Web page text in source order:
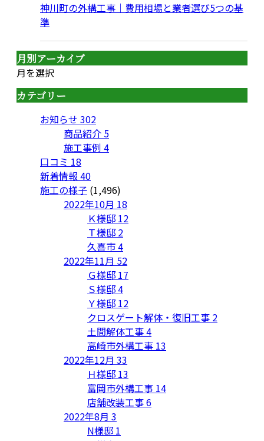
神川町の外構工事｜費用相場と業者選び5つの基
準
月別アーカイブ
月を選択
カテゴリー
お知らせ 302
商品紹介 5
施工事例 4
口コミ 18
新着情報 40
施工の様子 (1,496)
2022年10月 18
Ｋ様邸 12
Ｔ様邸 2
久喜市4
2022年11月 52
Ｇ様邸 17
Ｓ様邸4
Ｙ様邸 12
クロスゲート解体・復旧工事 2
土間解体工事4
高崎市外構工事 13
2022年12月 33
Ｈ様邸 13
富岡市外構工事 14
店舗改装工事6
2022年8月 3
N様邸 1